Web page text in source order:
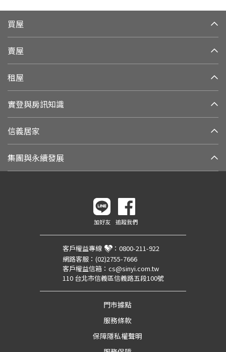
買屋
賣屋
租屋
實登與房訊知識
信義居家
集團與永續發展
加好友 追蹤我們
客戶權益專線 ： 0800-211-922
網路客服： (02)2755-7666
客戶權益信箱： cs@sinyi.com.tw
110 台北市信義區信義路五段100號
門市據點
服務條款
保障隱私權聲明